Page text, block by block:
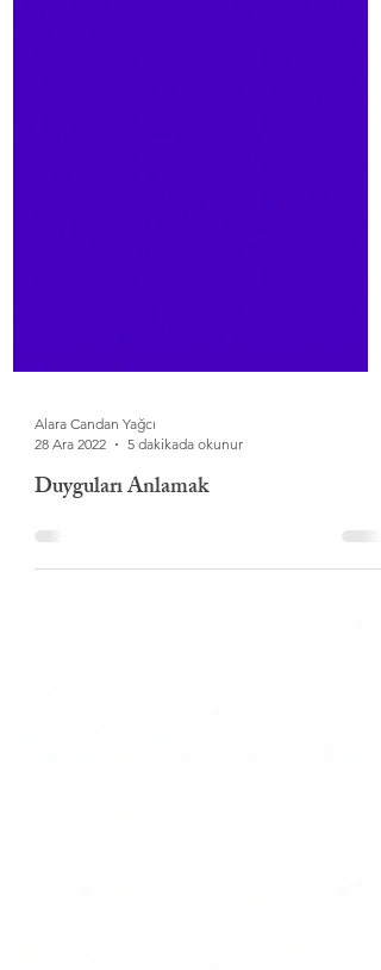
28 Ara 2022
5 dakikada okunur
Duyguları Anlamak